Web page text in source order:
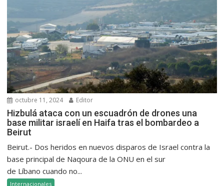
octubre 11, 2024 Editor
Hizbulá ataca con un escuadrón de drones una
base militar israelí en Haifa tras el bombardeo a
Beirut
Beirut.- Dos heridos en nuevos disparos de Israel contra la
base principal de Naqoura de la ONU en el sur
de Líbano cuando no...
Internacionales